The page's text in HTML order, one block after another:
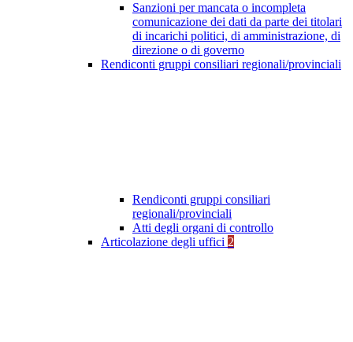
Sanzioni per mancata o incompleta
comunicazione dei dati da parte dei titolari
di incarichi politici, di amministrazione, di
direzione o di governo
Rendiconti gruppi consiliari regionali/provinciali
Rendiconti gruppi consiliari
regionali/provinciali
Atti degli organi di controllo
Articolazione degli uffici 2